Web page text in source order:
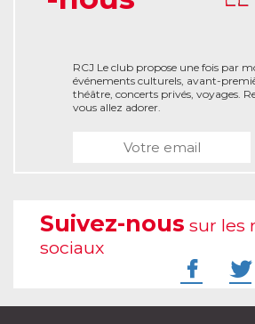
RCJ Le club propose une fois par
événements culturels, avant-
théâtre, concerts privés, voyages.
vous allez adorer.
Suivez-nous sur les
sociaux